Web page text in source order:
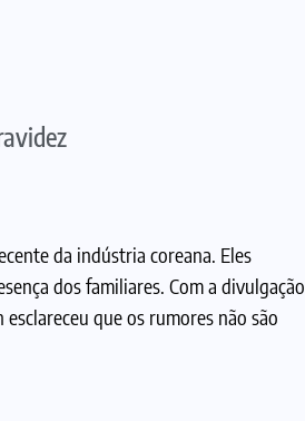
da indústria coreana. Eles
dos familiares. Com a divulgação
que os rumores não são